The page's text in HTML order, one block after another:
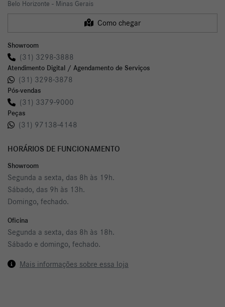
Belo Horizonte - Minas Gerais
Como chegar
Showroom
(31) 3298-3888
Atendimento Digital / Agendamento de Serviços
(31) 3298-3878
Pós-vendas
(31) 3379-9000
Peças
(31) 97138-4148
HORÁRIOS DE FUNCIONAMENTO
Showroom
Segunda a sexta, das 8h às 19h.
Sábado, das 9h às 13h.
Domingo, fechado.
Oficina
Segunda a sexta, das 8h às 18h.
Sábado e domingo, fechado.
Mais informações sobre essa loja